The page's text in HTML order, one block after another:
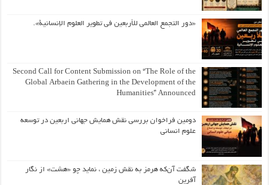
«دور التجمع العالمي للأربعين في تطوير العلوم الإنسانية».
Second Call for Content Submission on “The Role of the
Global Arbaein Gathering in the Development of the
Humanities” Announced
دومین فراخوان بررسی نقش همایش جهانی اربعین در توسعه
علوم انسانی
شگفت آن‌که هرمز به نقش زمین ، نماید چو «هشت» از نگار
آفرین